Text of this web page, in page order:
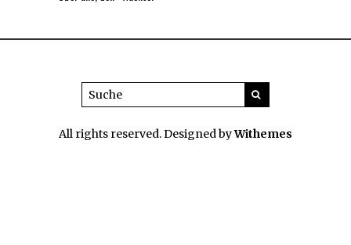
All rights reserved. Designed byWithemes